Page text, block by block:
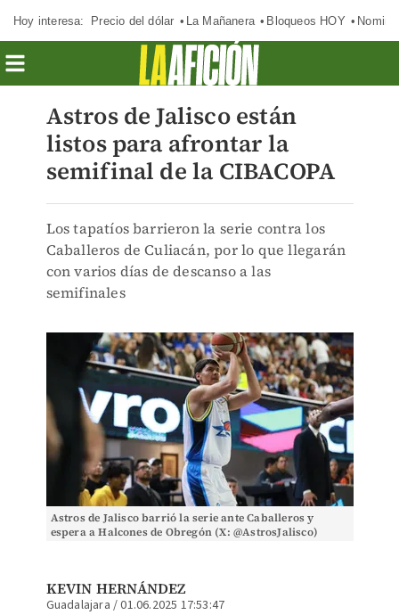
Hoy interesa: Precio del dólar La Mañanera Bloqueos HOY
Astros de Jalisco están
listos para afrontar la
semifinal de la CIBACOPA
Los tapatíos barrieron la serie contra los
Caballeros de Culiacán, por lo que llegarán
con varios días de descanso a las
semifinales
Astros de Jalisco barrió la serie ante Caballeros y
espera a Halcones de Obregón (X: @AstrosJalisco)
KEVIN HERNÁNDEZ
Guadalajara /01.06.2025 17:53:47